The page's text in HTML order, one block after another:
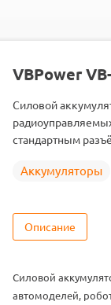
Аккумулятор
VBPower
Силовой
стандартным
Аккумуляторы
Описание
Силовой
автомоделей,